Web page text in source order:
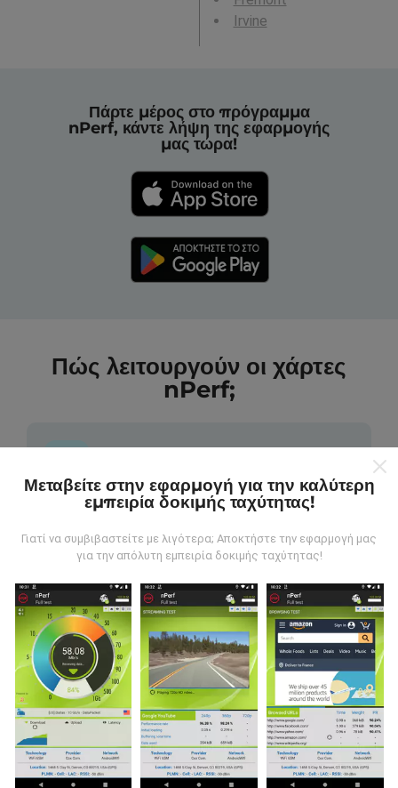
Irvine
Πάρτε μέρος στο πρόγραμμα
nPerf, κάντε λήψη της εφαρμογής
μας τώρα!
Πώς λειτουργούν οι χάρτες
nPerf;
Από πού προέρχονται τα δεδομένα;
Τα δεδομένα συλλέγονται από δοκιμές που
nPerf. Αυτές είναι οι δοκιμές που διεξάγονται σε
πραγματικές συνθήκες, απευθείας στο πεδίο. Αν
θέλετε να συμμετάσχετε επίσης, το μόνο που έχετε
να κάνετε είναι να κατεβάσετε την εφαρμογή nPerf
στο smartphone σας.Όσο περισσότερα δεδομένα
υπάρχουν, τόσο πιο ολοκληρωμένοι θα είναι οι
χάρτες!
Μεταβείτε στην εφαρμογή για την καλύτερη
εμπειρία δοκιμής ταχύτητας!
Γιατί να συμβιβαστείτε με λιγότερα; Αποκτήστε την εφαρμογή μας
για την απόλυτη εμπειρία δοκιμής ταχύτητας!